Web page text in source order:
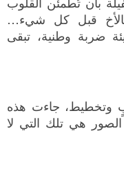
قبل كل شيء…
ضربة وطنية، تبقى
وتخطيط، جاءت هذه
هي تلك التي لا